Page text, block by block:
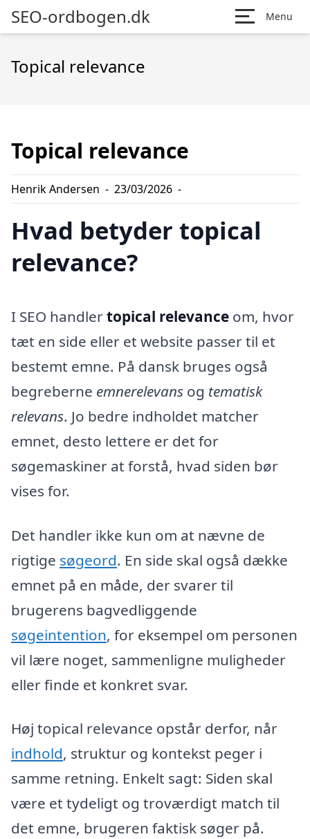
SEO-ordbogen.dk Menu
Topical relevance
Topical relevance
Henrik Andersen - 23/03/2026 -
Hvad betyder topical
relevance?
I SEO handlertopical relevance om, hvor
tæt en side eller et website passer til et
bestemt emne. På dansk bruges også
begreberne emnerelevans og tematisk
relevans. Jo bedre indholdet matcher
emnet, desto lettere er det for
søgemaskiner at forstå, hvad siden bør
vises for.
Det handler ikke kun om at nævne de
rigtige søgeord. En side skal også dække
emnet på en måde, der svarer til
brugerens bagvedliggende
søgeintention, for eksempel om personen
vil lære noget, sammenligne muligheder
eller finde et konkret svar.
Høj topical relevance opstår derfor, når
indhold, struktur og kontekst peger i
samme retning. Enkelt sagt: Siden skal
være et tydeligt og troværdigt match til
det emne, brugeren faktisk søger på.